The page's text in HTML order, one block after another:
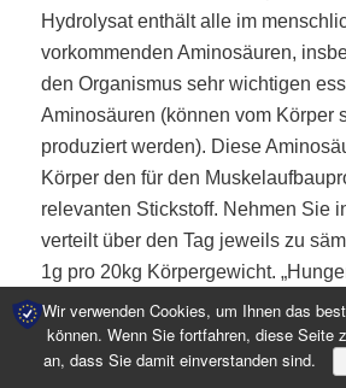
Hydrolysat enthält alle im
vorkommenden Aminosäuren,
den Organismus sehr wichtigen
Aminosäuren (können vom Körper
produziert werden). Diese
Körper den für den
relevanten Stickstoff. Nehmen Sie
verteilt über den Tag jeweils zu
1g pro 20kg Körpergewicht.
Körper seine Vorräte, damit greift er
nur auf die Fettreserven zurück,
Körperaminosäuren in Form von
Wir verwenden Cookies, um Ihnen das
können. Wenn Sie fortfahren, diese Seite
an, dass Sie damit einverstanden sind.